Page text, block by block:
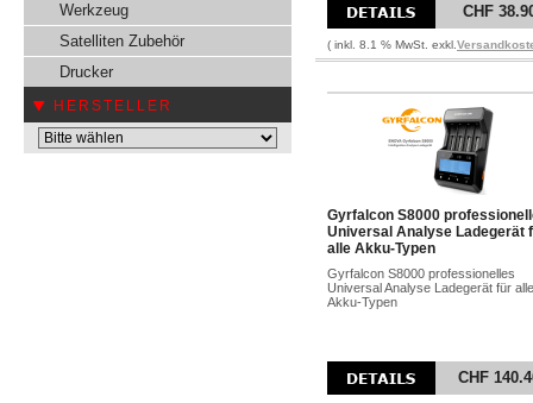
Werkzeug
Satelliten Zubehör
Drucker
HERSTELLER
CHF
( inkl. 8.1 % MwSt. exkl.
Gyrfalcon S8000
Universal Analyse Ladegerät
alle Akku-Typen
Gyrfalcon S8000 professionelles
Universal Analyse Ladegerät für alle
Akku-Typen
CHF